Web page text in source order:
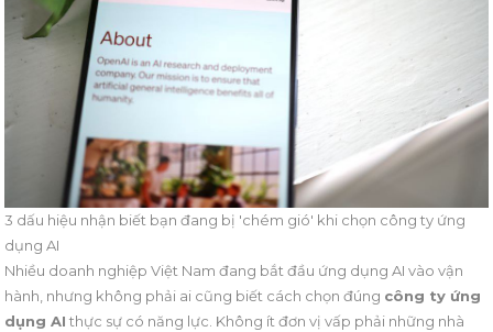
3 dấu hiệu nhận biết bạn đang bị 'chém gió' khi chọn công ty ứng
dụng AI
Nhiều doanh nghiệp Việt Nam đang bắt đầu ứng dụng AI vào vận
hành, nhưng không phải ai cũng biết cách chọn đúng công ty ứng
dụng AI thực sự có năng lực. Không ít đơn vị vấp phải những nhà